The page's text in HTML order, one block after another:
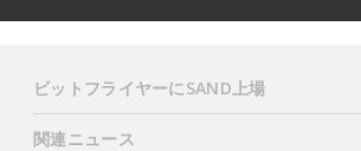
ビットフライヤーにSAND上場
関連ニュース